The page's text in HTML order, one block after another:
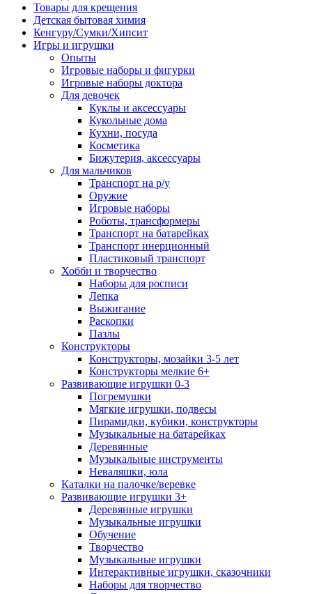
Товары для крещения
Детская бытовая химия
Кенгуру/Сумки/Хипсит
Игры и игрушки
Опыты
Игровые наборы и фигурки
Игровые наборы доктора
Для девочек
Куклы и аксессуары
Кукольные дома
Кухни, посуда
Косметика
Бижутерия, аксессуары
Для мальчиков
Транспорт на р/у
Оружие
Игровые наборы
Роботы, трансформеры
Транспорт на батарейках
Транспорт инерционный
Пластиковый транспорт
Хобби и творчество
Наборы для росписи
Лепка
Выжигание
Раскопки
Пазлы
Конструкторы
Конструкторы, мозайки 3-5 лет
Конструкторы мелкие 6+
Развивающие игрушки 0-3
Погремушки
Мягкие игрушки, подвесы
Пирамидки, кубики, конструкторы
Музыкальные на батарейках
Деревянные
Музыкальные инструменты
Неваляшки, юла
Каталки на палочке/веревке
Развивающие игрушки 3+
Деревянные игрушки
Музыкальные игрушки
Обучение
Творчество
Музыкальные игрушки
Интерактивные игрушки, сказочники
Наборы для творчество